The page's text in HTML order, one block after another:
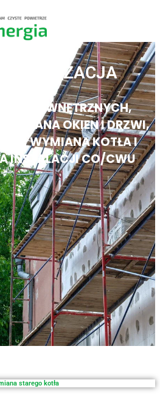
ZEWNĘTRZNYCH,
OKIEN I DRZWI,
WYMIANA KOTŁA I
INSTALACJI CO/CWU
starego kotła